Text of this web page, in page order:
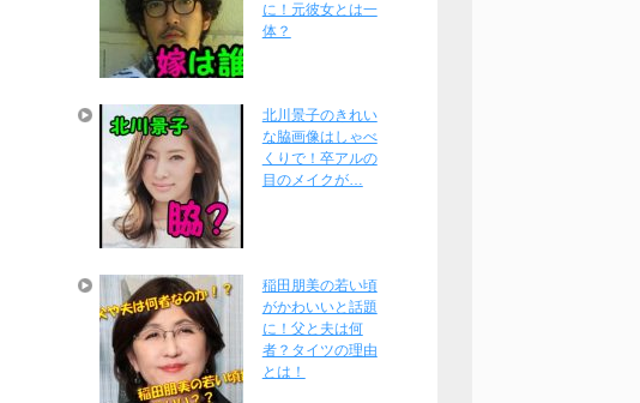
に！元彼女とは一
体？
北川景子のきれい
な脇画像はしゃべ
くりで！卒アルの
目のメイクが…
稲田朋美の若い頃
がかわいいと話題
に！父と夫は何
者？タイツの理由
とは！